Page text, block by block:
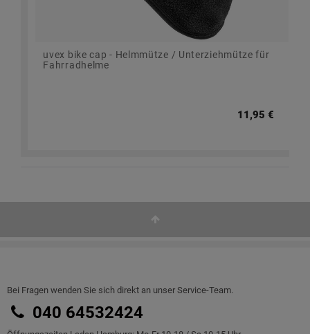
uvex bike cap - Helmmütze / Unterziehmütze für
Fahrradhelme
11,95 €
Bei Fragen wenden Sie sich direkt an unser Service-Team.
040 64532424